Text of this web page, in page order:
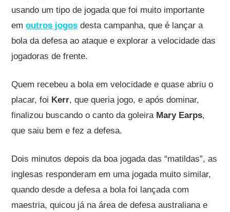
usando um tipo de jogada que foi muito importante
emoutros jogos desta campanha, que é lançar a
bola da defesa ao ataque e explorar a velocidade das
jogadoras de frente.
Quem recebeu a bola em velocidade e quase abriu o
placar, foi Kerr, que queria jogo, e após dominar,
finalizou buscando o canto da goleira Mary Earps,
que saiu bem e fez a defesa.
Dois minutos depois da boa jogada das “matildas”, as
inglesas responderam em uma jogada muito similar,
quando desde a defesa a bola foi lançada com
maestria, quicou já na área de defesa australiana e